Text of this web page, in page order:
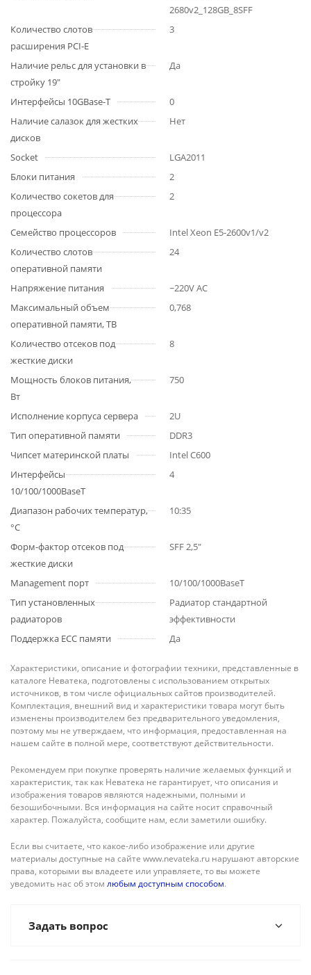
2680v2_128GB_8SFF
Количество слотов
расширения PCI-E
3
Наличие рельс для установки в
стройку 19"
Да
Интерфейсы 10GBase-T
0
Наличие салазок для жестких
дисков
Нет
Socket
LGA2011
Блоки питания
2
Количество сокетов для
процессора
2
Семейство процессоров
Intel Xeon E5-2600v1/v2
Количество слотов
оперативной памяти
24
Напряжение питания
~220V AC
Максимальный объем
оперативной памяти, TB
0,768
Количество отсеков под
жесткие диски
8
Мощность блоков питания,
Вт
750
Исполнение корпуса сервера
2U
Тип оперативной памяти
DDR3
Чипсет материнской платы
Intel C600
Интерфейсы
10/100/1000BaseT
4
Диапазон рабочих температур,
°C
10:35
Форм-фактор отсеков под
жесткие диски
SFF 2,5"
Management порт
10/100/1000BaseT
Тип установленных
радиаторов
Радиатор стандартной
эффективности
Поддержка ECC памяти
Да
Характеристики, описание и фотографии техники, представленные в
каталоге Неватека, подготовлены с использованием открытых
источников, в том числе официальных сайтов производителей.
Комплектация, внешний вид и характеристики товара могут быть
изменены производителем без предварительного уведомления,
поэтому мы не утверждаем, что информация, предоставленная на
нашем сайте в полной мере, соответствуют действительности.
Рекомендуем при покупке проверять наличие желаемых функций и
характеристик, так как Неватека не гарантирует, что описания и
изображения товаров являются надежными, полными и
безошибочными. Вся информация на сайте носит справочный
характер. Пожалуйста, сообщите нам, если заметили ошибку.
Если вы считаете, что какое-либо изображение или другие
материалы доступные на сайте www.nevateka.ru нарушают авторские
права, которыми вы владеете или управляете, то вы можете
уведомить нас об этом любым доступным способом.
Задать вопрос